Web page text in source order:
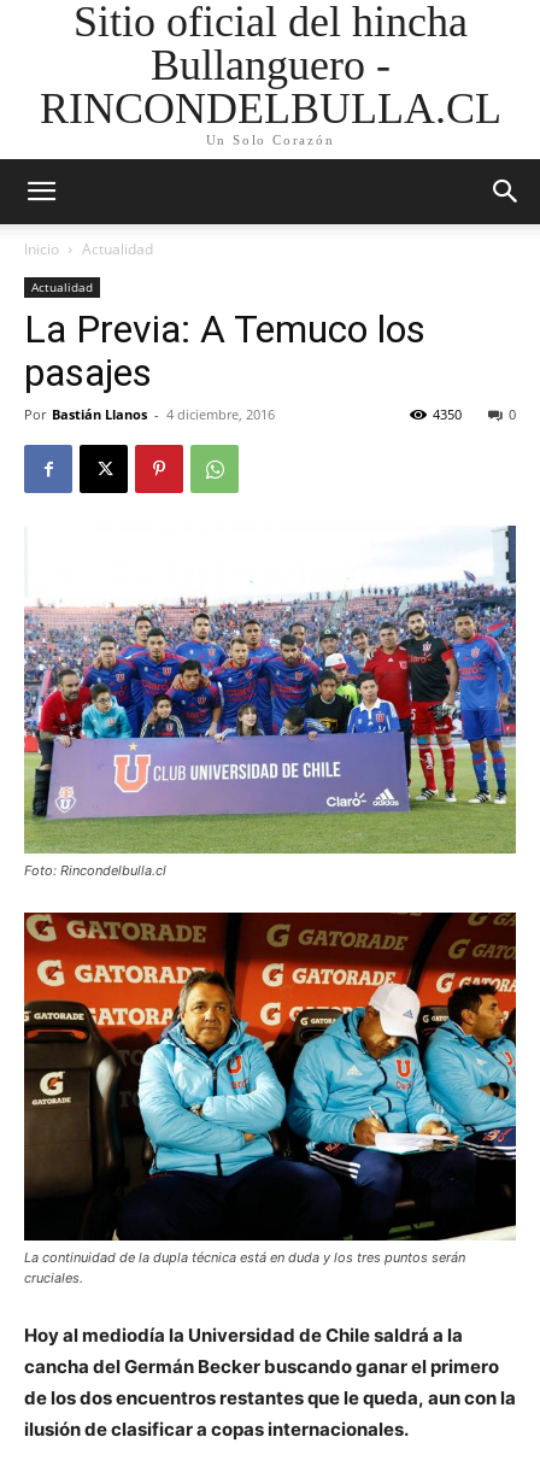
Sitio oficial del hincha
Bullanguero -
RINCONDELBULLA.CL
Un Solo Corazón
Inicio Actualidad
Actualidad
La Previa: A Temuco los
pasajes
Por Bastián Llanos - 4 diciembre, 2016 0
4350
Foto: Rincondelbulla.cl
La continuidad de la dupla técnica está en duda y los tres puntos serán
cruciales.
Hoy al mediodía la Universidad de Chile saldrá a la
cancha del Germán Becker buscando ganar el primero
de los dos encuentros restantes que le queda, aun con la
ilusión de clasificar a copas internacionales.